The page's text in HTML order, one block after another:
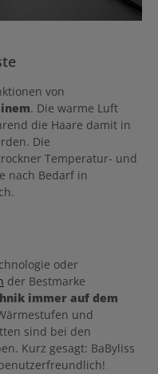
von
. Die warme Luft
die Haare damit in
Die
Temperatur- und
nach Bedarf in
oder
der Bestmarke
immer auf dem
und
sind bei den
Kurz gesagt: BaByliss